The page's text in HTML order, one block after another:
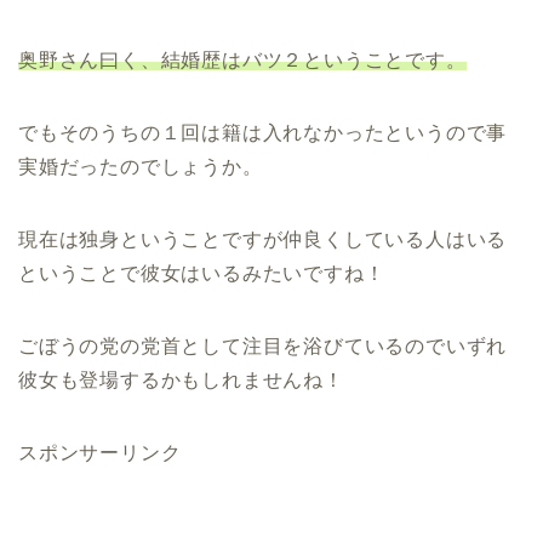
奥野さん曰く、結婚歴はバツ２ということです。
でもそのうちの１回は籍は入れなかったというので事
実婚だったのでしょうか。
現在は独身ということですが仲良くしている人はいる
ということで彼女はいるみたいですね！
ごぼうの党の党首として注目を浴びているのでいずれ
彼女も登場するかもしれませんね！
スポンサーリンク